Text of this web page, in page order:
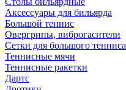
Аксессуары для бильярда
Большой теннис
Овергрипы, виброгасители
Сетки для большого тенниса
Теннисные мячи
Теннисные ракетки
Дартс